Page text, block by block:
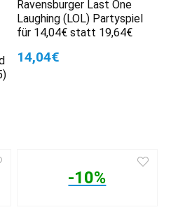
Ravensburger Last One
Laughing (LOL) Partyspiel
für 14,04€ statt 19,64€
14,04€
-10%